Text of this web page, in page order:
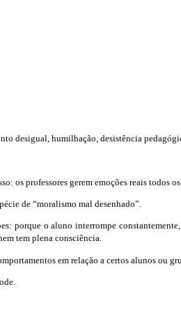
desigual, humilhação, desistência
os professores gerem emoções reais todos
de “moralismo mal desenhado”.
porque o aluno interrompe
tem plena consciência.
em relação a certos alunos ou